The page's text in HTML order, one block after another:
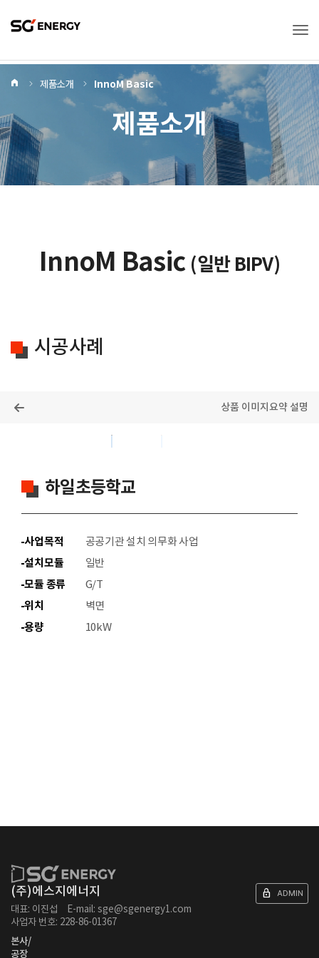
제품소개
Home 제품소개 InnoM Basic
InnoM Basic (일반 BIPV)
시공사례
하일초등학교
사업목적 공공기관 설치 의무화 사업
설치모듈 일반
모듈 종류 G/T
위치 벽면
용량 10kW
상품 이미지 요약 설명
목록
(주)에스지에너지
대표: 이진섭
E-mail: sge@sgenergy1.com
사업자 번호: 228-86-01367
본사/
공장
lock ADMIN